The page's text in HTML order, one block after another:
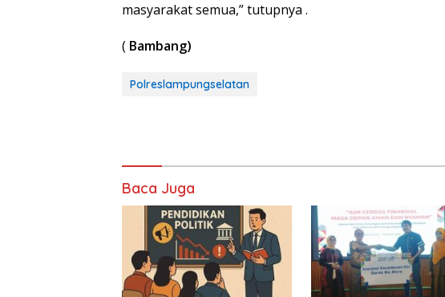
masyarakat semua,” tutupnya .
( Bambang)
Polreslampungselatan
Baca Juga